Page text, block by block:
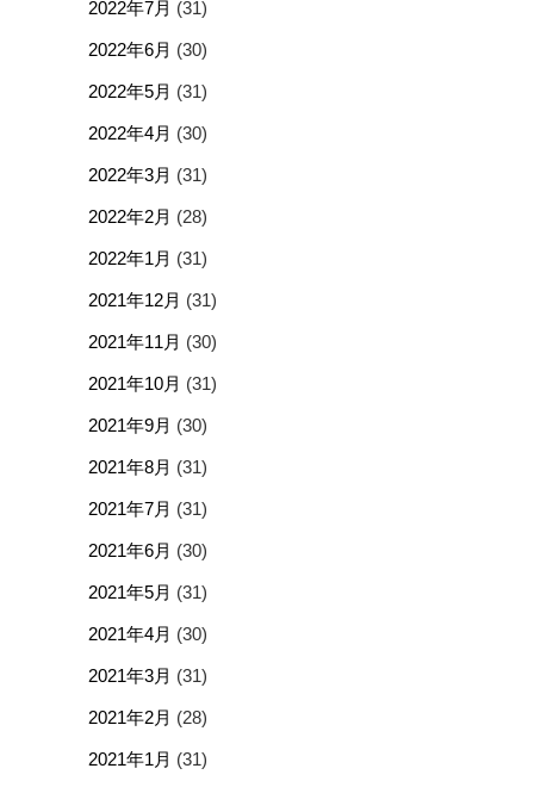
2022年7月 (31)
2022年6月 (30)
2022年5月 (31)
2022年4月 (30)
2022年3月 (31)
2022年2月 (28)
2022年1月 (31)
2021年12月 (31)
2021年11月 (30)
2021年10月 (31)
2021年9月 (30)
2021年8月 (31)
2021年7月 (31)
2021年6月 (30)
2021年5月 (31)
2021年4月 (30)
2021年3月 (31)
2021年2月 (28)
2021年1月 (31)